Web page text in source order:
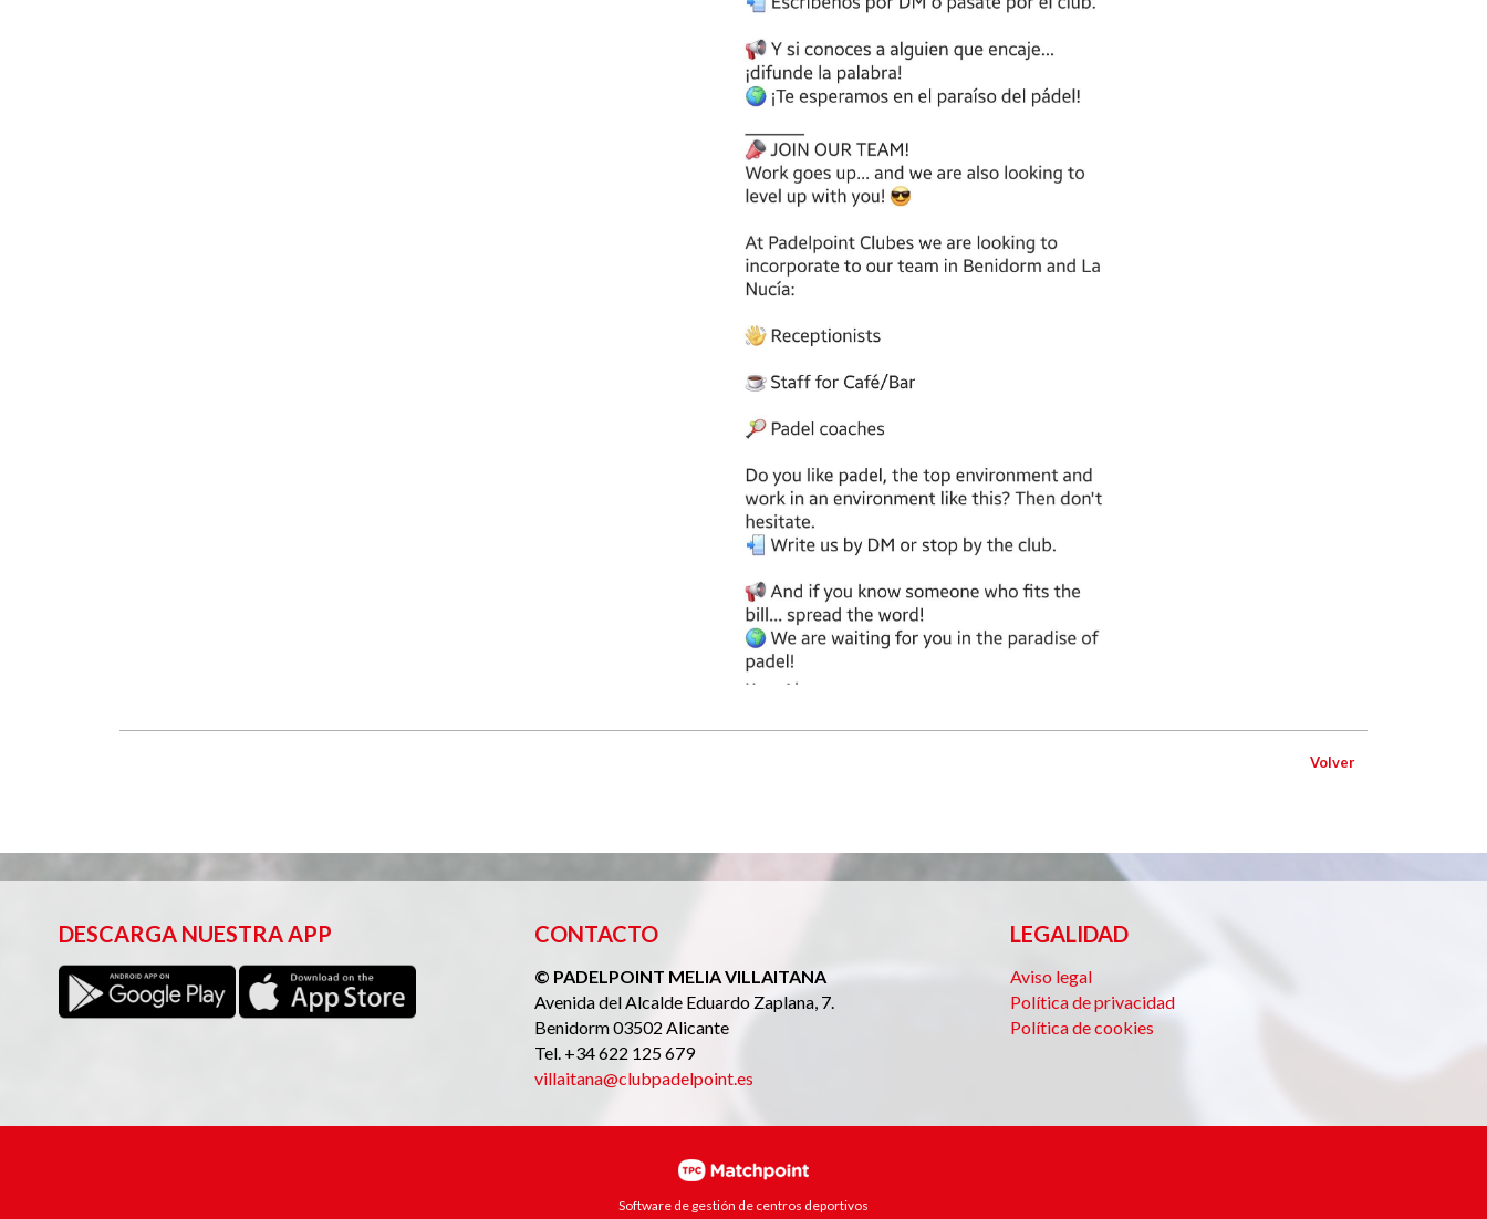
Volver
DESCARGA NUESTRA APP CONTACTO
© PADELPOINT MELIA VILLAITANA
Avenida del Alcalde Eduardo Zaplana, 7.
Benidorm 03502 Alicante
Tel. +34 622 125 679
villaitana@clubpadelpoint.es
LEGALIDAD
Aviso legal
Política de privacidad
Política de cookies
Software de gestión de centros deportivos